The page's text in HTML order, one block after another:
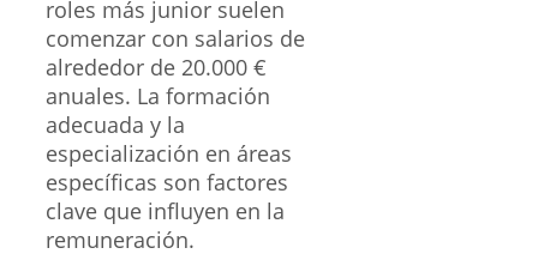
roles más junior suelen
comenzar con salarios de
alrededor de 20.000 €
anuales. La formación
adecuada y la
especialización en áreas
específicas son factores
clave que influyen en la
remuneración.